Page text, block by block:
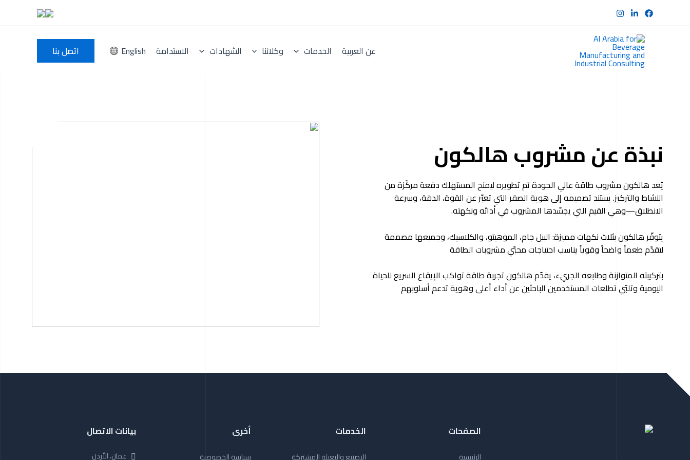
المحتوى
عن العربية
الخدمات وكلائنا الشهادات الاستدامة English اتصل بنا
نبذة عن مشروب هالكون
يُعد هالكون مشروب طاقة عالي الجودة تم تطويره ليمنح المستهلك دفعة مركّزة من
النشاط والتركيز. يستند تصميمه إلى هوية الصقر التي تعبّر عن القوة، الدقة، وسرعة
الانطلاق—وهي القيم التي يجسّدها المشروب في أدائه ونكهته.
يتوفّر هالكون بثلاث نكهات مميزة: الببل جام، الموهيتو، والكلاسيك، وجميعها مصممة
لتقدّم طعماً واضحاً وقوياً يناسب احتياجات محبّي مشروبات الطاقة
بتركيبته المتوازنة وطابعه الجريء، يقدّم هالكون تجربة طاقة تواكب الإيقاع السريع للحياة
اليومية وتلبّي تطلعات المستخدمين الباحثين عن أداء أعلى وهوية تدعم أسلوبهم
الصفحات
الرئيسية
الخدمات
التصنيع والتعبئة المشتركة
أخرى
سياسة الخصوصية
بيانات الاتصال
عمان، الأردن